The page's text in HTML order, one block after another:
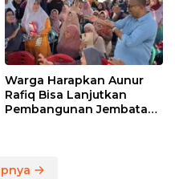
Warga Harapkan Aunur
Rafiq Bisa Lanjutkan
Pembangunan Jembatan